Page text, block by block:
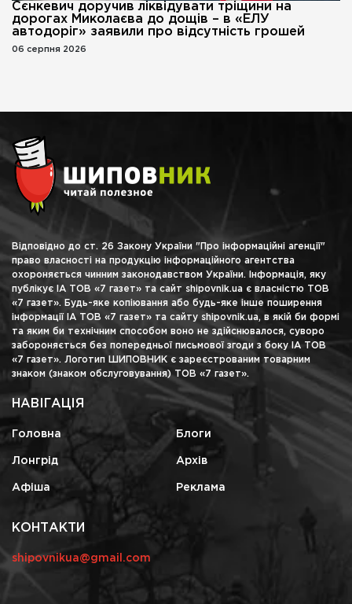
Сєнкевич доручив ліквідувати тріщини на
дорогах Миколаєва до дощів – в «ЕЛУ
автодоріг» заявили про відсутність грошей
06 серпня 2026
Відповідно до ст. 26 Закону України "Про інформаційні агенції"
право власності на продукцію інформаційного агентства
охороняється чинним законодавством України. Інформація, яку
публікує ІА ТОВ «7 газет» та сайт shipovnik.ua є власністю ТОВ
«7 газет». Будь-яке копіювання або будь-яке інше поширення
інформації ІА ТОВ «7 газет» та сайту shipovnik.ua, в якій би формі
та яким би технічним способом воно не здійснювалося, суворо
забороняється без попередньої письмової згоди з боку ІА ТОВ
«7 газет». Логотип ШИПОВНИК є зареєстрованим товарним
знаком (знаком обслуговування) ТОВ «7 газет».
НАВІГАЦІЯ
Головна Блоги
Лонгрід Архів
Афіша Реклама
КОНТАКТИ
shipovnikua@gmail.com